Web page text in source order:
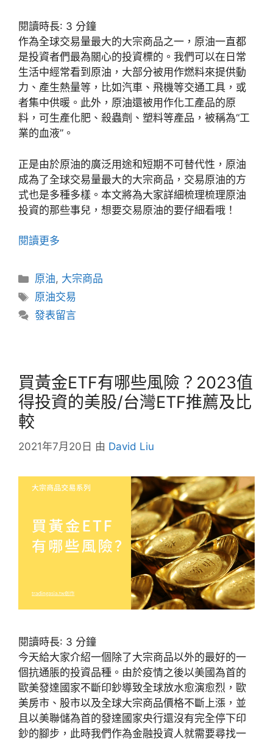
閱讀時長: 3 分鐘
作為全球交易量最大的大宗商品之一，原油一直都
是投資者們最為關心的投資標的。我們可以在日常
生活中經常看到原油，大部分被用作燃料來提供動
力、產生熱量等，比如汽車、飛機等交通工具，或
者集中供暖。此外，原油還被用作化工產品的原
料，可生產化肥、殺蟲劑、塑料等產品，被稱為“工
業的血液”。
正是由於原油的廣泛用途和短期不可替代性，原油
成為了全球交易量最大的大宗商品，交易原油的方
式也是多種多樣。本文將為大家詳細梳理梳理原油
投資的那些事兒，想要交易原油的要仔細看哦！
閱讀更多
分
類
原油, 大宗商品
標
籤
原油交易
發表留言
買黃金ETF有哪些風險？2023值
得投資的美股/台灣ETF推薦及比
較
2021年7月20日 由 David Liu
閱讀時長: 3 分鐘
今天給大家介紹一個除了大宗商品以外的最好的一
個抗通脹的投資品種。由於疫情之後以美國為首的
歐美發達國家不斷印鈔導致全球放水愈演愈烈，歐
美房市、股市以及全球大宗商品價格不斷上漲，並
且以美聯儲為首的發達國家央行還沒有完全停下印
鈔的腳步，此時我們作為金融投資人就需要尋找一